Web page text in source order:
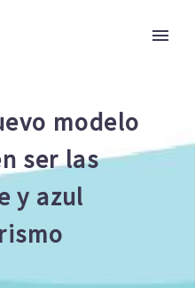
modelo
ser las
y azul